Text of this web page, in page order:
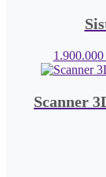
1.900.000
Scanner